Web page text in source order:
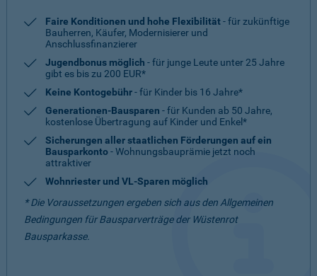
Faire Konditionen und hohe Flexibilität- für zukünftige
Bauherren, Käufer, Modernisierer und
Anschlussfinanzierer
Jugendbonus möglich - für junge Leute unter 25 Jahre
gibt es bis zu 200 EUR*
Keine Kontogebühr- für Kinder bis 16 Jahre*
Generationen-Bausparen - für Kunden ab 50 Jahre,
kostenlose Übertragung auf Kinder und Enkel*
Sicherungen aller staatlichen Förderungen auf ein
Bausparkonto- Wohnungsbauprämie jetzt noch
attraktiver
Wohnriester und VL-Sparen möglich
* Die Voraussetzungen ergeben sich aus den Allgemeinen
Bedingungen für Bausparverträge der Wüstenrot
Bausparkasse.